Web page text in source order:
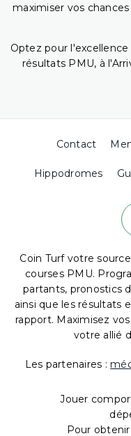
maximiser vos
Optez pour
résultats PMU, à
Contact
Hippodromes
Coin Turf votre
courses PMU.
partants, pronostics
ainsi que les résultats
rapport. Maximisez
votre allié
Les partenaires :
Jouer
Pour